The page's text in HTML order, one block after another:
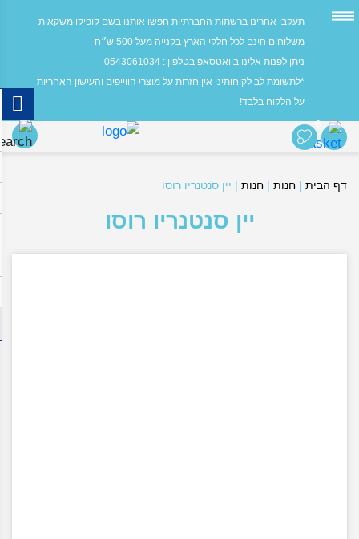
תעקבו אחרינו ברשתות החברתיות חפשו אותנו בשם קופיקו משקאות
משלוחים חינם לכל חלקי הארץ בקנייה מעל 500 ש״ח
ניתן לפנות אלינו בוואטסאפ בטלפון : 0543061034
*לתשומת לב לקוחותינו אין חזרות על מוצרי הווייפים והעישון האחריות
על הלקוח בלבד!
0
דף הבית | חנות | חנות | יין סנטנריו רוסו
יין סנטנריו רוסו